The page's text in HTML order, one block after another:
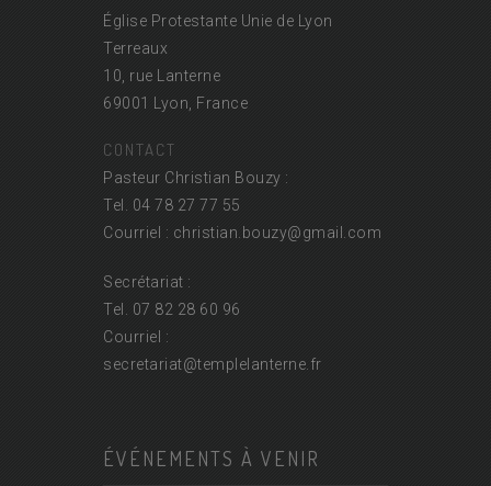
Église Protestante Unie de Lyon
Terreaux
10, rue Lanterne
69001 Lyon, France
CONTACT
Pasteur Christian Bouzy :
Tel. 04 78 27 77 55
Courriel : christian.bouzy@gmail.com
Secrétariat :
Tel. 07 82 28 60 96
Courriel :
secretariat@templelanterne.fr
ÉVÉNEMENTS À VENIR